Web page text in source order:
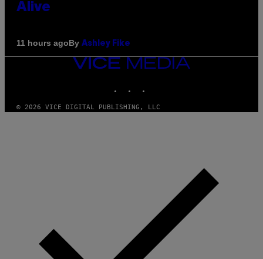
Alive
11 hours agoBy Ashley Fike
VICE
MEDIA
© 2026 VICE DIGITAL PUBLISHING, LLC